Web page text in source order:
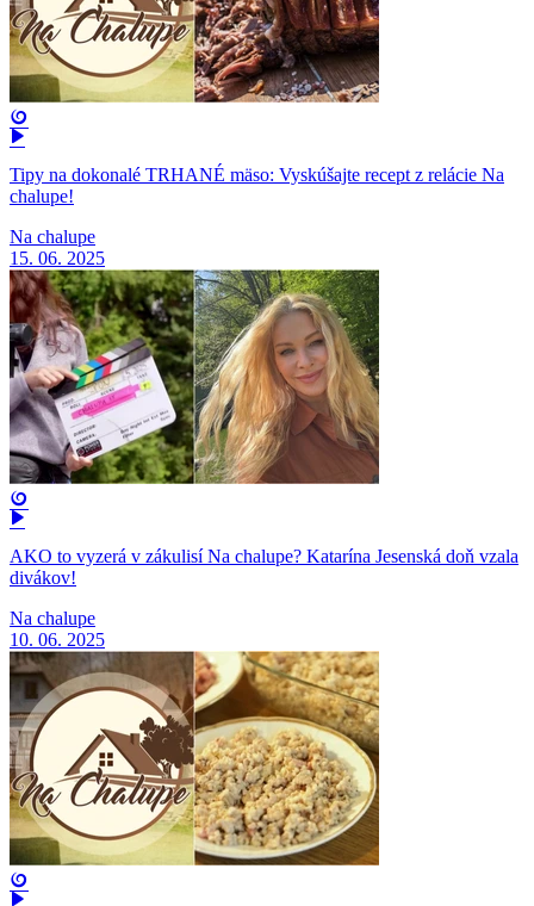
Tipy na dokonalé TRHANÉ mäso: Vyskúšajte recept z relácie Na
chalupe!
Na chalupe
15. 06. 2025
AKO to vyzerá v zákulisí Na chalupe? Katarína Jesenská doň vzala
divákov!
Na chalupe
10. 06. 2025